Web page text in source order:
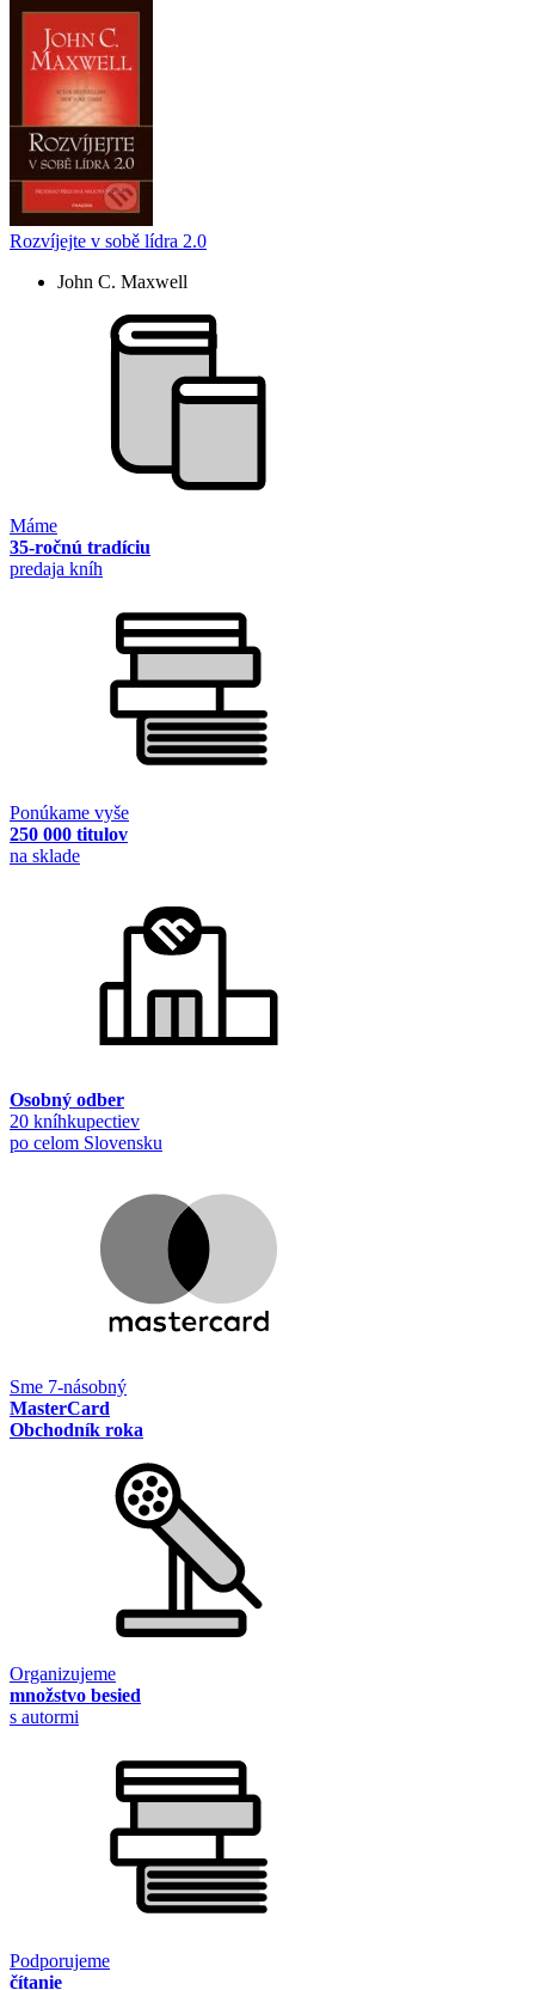
Rozvíjejte v sobě lídra 2.0
John C. Maxwell
Máme
35-ročnú tradíciu
predaja kníh
Ponúkame vyše
250 000 titulov
na sklade
Osobný odber
20 kníhkupectiev
po celom Slovensku
Sme 7-násobný
MasterCard
Obchodník roka
Organizujeme
množstvo besied
s autormi
Podporujeme
čítanie